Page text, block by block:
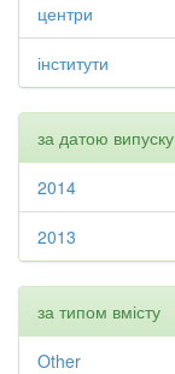
центри
інститути
за датою випуску
2014
2013
за типом вмісту
Other